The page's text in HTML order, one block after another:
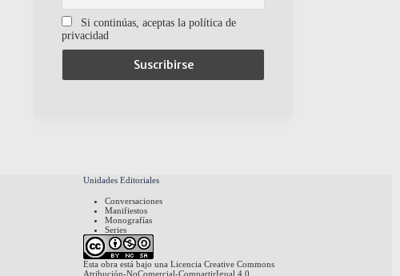
Si continúas, aceptas la política de
privacidad
Unidades Editoriales
Conversaciones
Manifiestos
Monografías
Series
Esta obra está bajo una Licencia Creative Commons
Atribución-NoComercial-CompartirIgual 4.0